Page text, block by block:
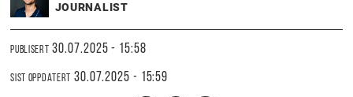
JOURNALIST
PUBLISERT 30.07.2025 - 15:58
SIST OPPDATERT 30.07.2025 - 15:59